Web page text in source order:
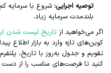
توصیه اجرایی: شروع با سرمایه
بلندمدت سرمایه زیاد.
اگر می‌خواهید از تاریخ لیست شدن
تقویم و جدول به‌روز با تاریخ،
کنید تا فرصت‌های مناسب را از دست